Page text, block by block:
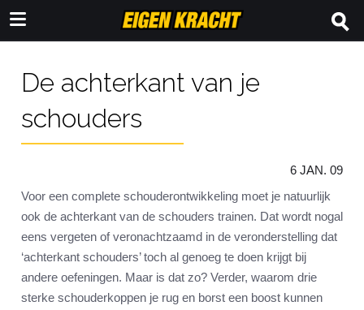
De achterkant van je
schouders
6 JAN. 09
Voor een complete schouderontwikkeling moet je natuurlijk
ook de achterkant van de schouders trainen. Dat wordt nogal
eens vergeten of veronachtzaamd in de veronderstelling dat
‘achterkant schouders’ toch al genoeg te doen krijgt bij
andere oefeningen. Maar is dat zo? Verder, waarom drie
sterke schouderkoppen je rug en borst een boost kunnen